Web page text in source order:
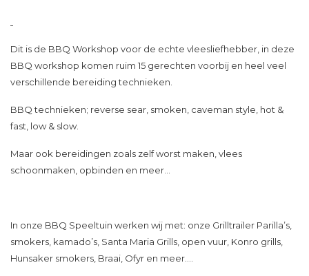
Dit is de BBQ Workshop voor de echte vleesliefhebber, in deze
BBQ workshop komen ruim 15 gerechten voorbij en heel veel
verschillende bereiding technieken.
BBQ technieken; reverse sear, smoken, caveman style, hot &
fast, low & slow.
Maar ook bereidingen zoals zelf worst maken, vlees
schoonmaken, opbinden en meer…
In onze BBQ Speeltuin werken wij met: onze Grilltrailer Parilla’s,
smokers, kamado’s, Santa Maria Grills, open vuur, Konro grills,
Hunsaker smokers, Braai, Ofyr en meer….